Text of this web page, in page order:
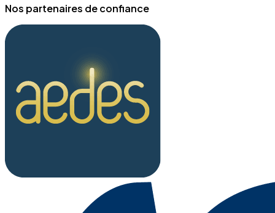
Nos partenaires de confiance